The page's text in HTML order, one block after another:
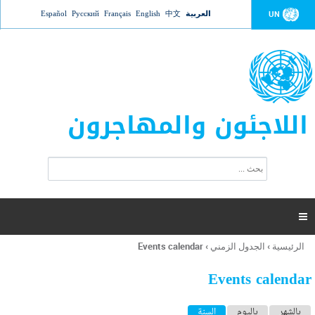
Jump to navigation UN العربية 中文
English
Français
Русский
Español
اللاجئون والمهاجرون
ت
ر
ل
ح
ب

أنت
هنا
الرئيسية › الجدول الزمني ›
Events calendar
Events calendar